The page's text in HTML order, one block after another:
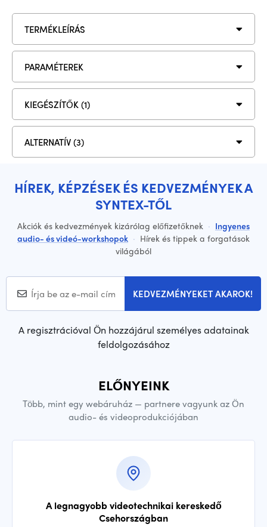
TERMÉKLEÍRÁS
PARAMÉTEREK
KIEGÉSZÍTŐK (1)
ALTERNATÍV (3)
HÍREK, KÉPZÉSEK ÉS KEDVEZMÉNYEK A
SYNTEX-TŐL
Akciók és kedvezmények kizárólag előfizetőknek · Ingyenes
audio- és videó-workshopok · Hírek és tippek a forgatások
világából
KEDVEZMÉNYEKET AKAROK!
A regisztrációval Ön hozzájárul személyes adatainak
feldolgozásához
ELŐNYEINK
Több, mint egy webáruház — partnere vagyunk az Ön
audio- és videoprodukciójában
A legnagyobb videotechnikai kereskedő
Csehországban